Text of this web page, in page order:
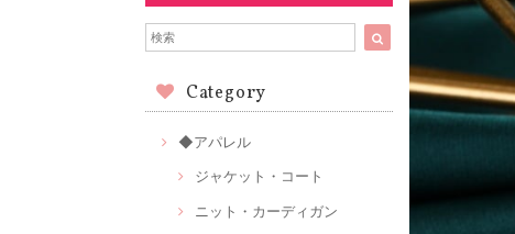
Category
◆アパレル
ジャケット・コート
ニット・カーディガン